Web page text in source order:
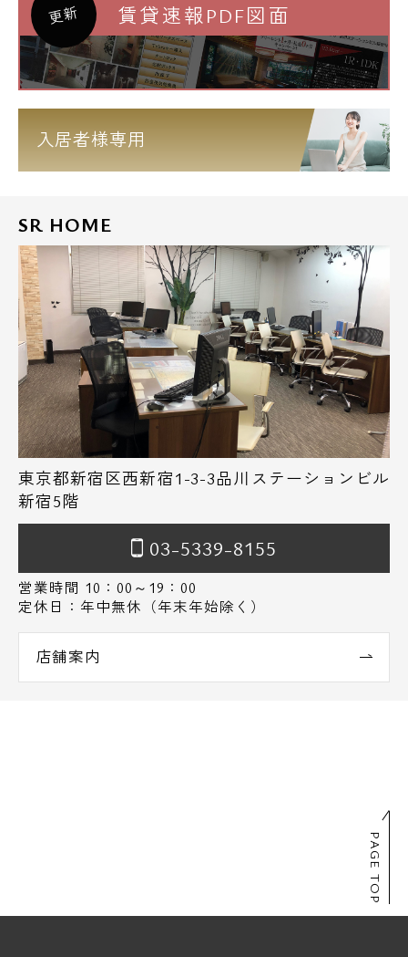
更新 賃貸速報PDF図面
入居者様専用
SR HOME
東京都新宿区西新宿1-3-3品川ステーションビル
新宿5階
03-5339-8155
営業時間 10：00～19：00
定休日：年中無休（年末年始除く）
店舗案内
PAGE TOP